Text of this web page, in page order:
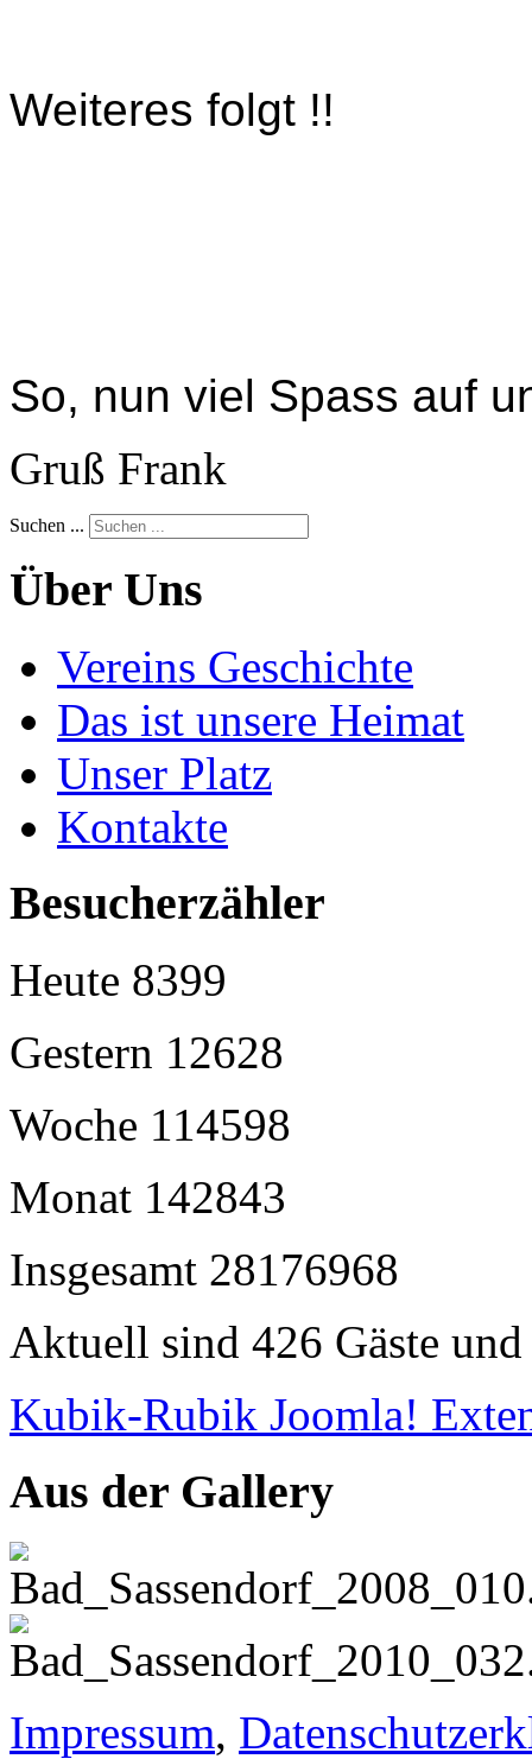
Weiteres folgt !!
So, nun viel Spass auf
Gruß Frank
Suchen ...
Über Uns
Vereins Geschichte
Das ist unsere Heimat
Unser Platz
Kontakte
Besucherzähler
Heute 8399
Gestern 12628
Woche 114598
Monat 142843
Insgesamt 28176968
Aktuell sind 426 Gäste
Kubik-Rubik Joomla!
Aus der Gallery
Impressum,